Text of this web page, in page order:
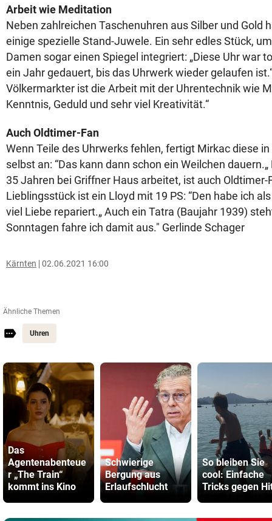
Arbeit wie Meditation
Neben zahlreichen Taschenuhren aus Silber und Gold
einige spezielle Stand-Juwele. Ein sehr edles Stück,
Damen sogar einen Spiegel integriert: „Diese Uhr war
ein Jahr gedauert, bis das Uhrwerk wieder gelaufen
Völkermarkter ist die Arbeit mit der Uhrentechnik wie
Kenntnis, Geduld und sehr viel Kreativität.“
Auch Oldtimer-Fan
Wenn Teile des Uhrwerks fehlen, fertigt Mirkac diese
selbst an: “Das kann dann schon ein Weilchen
35 Jahren bei Griffner Haus arbeitet, ist auch Oldtimer-
Lieblingsstück ist ein Lloyd mit 19 PS: “Den habe ich
viel Liebe repariert.„ Auch ein Tatra (Baujahr 1939)
Sonntagen fahre ich damit aus." Gerlinde Schager
Kärnten 02.06.2021 16:00
Ähnliche Themen
Uhren
Das
Agentenabenteue
r „The Train“
kommt ins Kino
Schwierige
Bergung aus
Erlaufschlucht
So bleiben Sie
cool: Einfache
Tricks gegen